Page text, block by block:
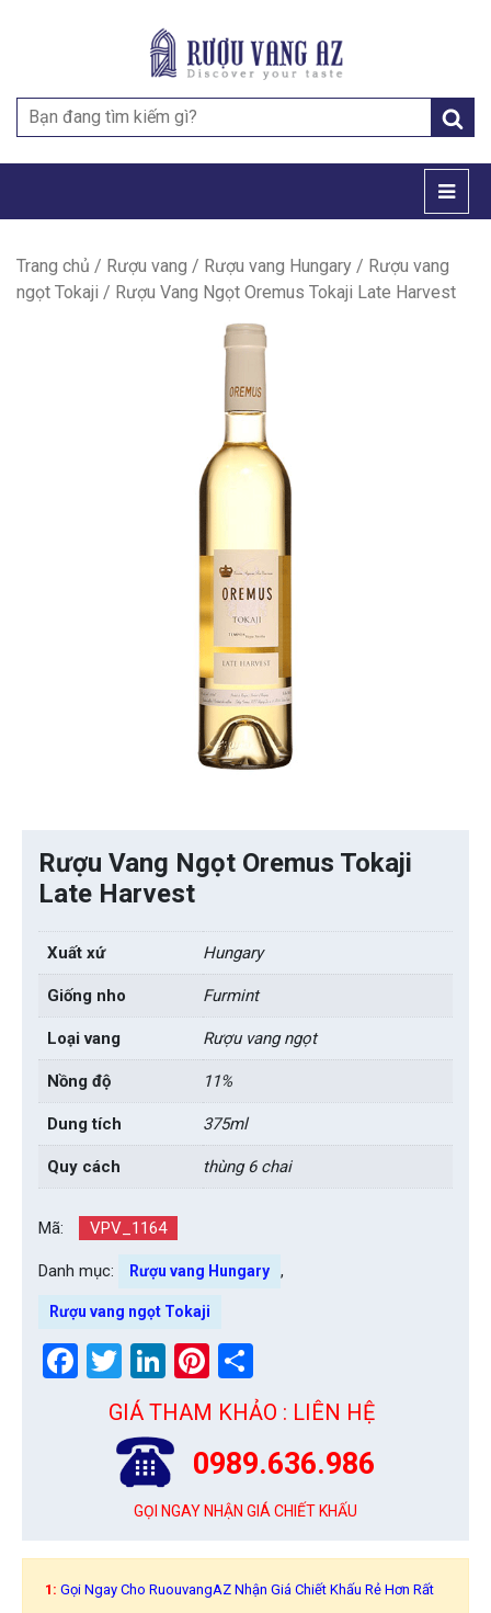
Search
for:
Trang chủ / Rượu vang / Rượu vang Hungary / Rượu vang
ngọt Tokaji / Rượu Vang Ngọt Oremus Tokaji Late Harvest
Rượu Vang Ngọt Oremus Tokaji
Late Harvest
Xuất xứ Hungary
Giống nho Furmint
Loại vang Rượu vang ngọt
Nồng độ 11%
Dung tích 375ml
Quy cách thùng 6 chai
Mã: VPV_1164
Danh mục: Rượu vang Hungary ,
Rượu vang ngọt Tokaji
Facebook
Twitter
LinkedIn
Pinterest
GIÁ THAM KHẢO : LIÊN HỆ
0989.636.986
GỌI NGAY NHẬN GIÁ CHIẾT KHẤU
1: Gọi Ngay Cho RuouvangAZ Nhận Giá Chiết Khấu Rẻ Hơn Rất